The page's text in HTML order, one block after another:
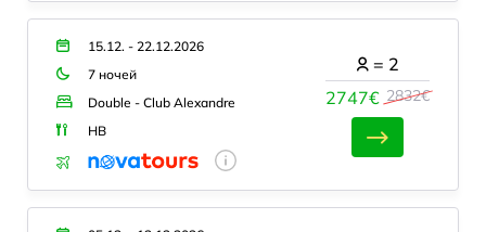
15.12. - 22.12.2026
7 ночей
Double - Club Alexandre
HB
2747€ 2832€
= 2